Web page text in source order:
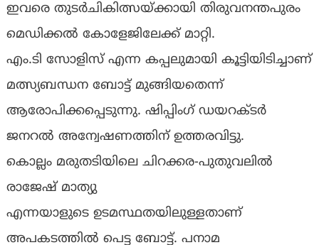
ഇവരെ തുടർചികിത്സയ്ക്കായി തിരുവനന്തപുരം
മെഡിക്കൽ കോളേജിലേക്ക് മാറ്റി.
എം.ടി സോളിസ് എന്ന കപ്പലുമായി കൂട്ടിയിടിച്ചാണ്
മത്സ്യബന്ധന ബോട്ട് മുങ്ങിയതെന്ന്
ആരോപിക്കപ്പെടുന്നു. ഷിപ്പിംഗ് ഡയറക്ടർ
ജനറൽ അന്വേഷണത്തിന് ഉത്തരവിട്ടു.
കൊല്ലം മരുതടിയിലെ ചിറക്കര-പുതുവലിൽ
രാജേഷ് മാത്യു
എന്നയാളുടെ ഉടമസ്ഥതയിലുള്ളതാണ്
അപകടത്തിൽ പെട്ട ബോട്ട്. പനാമ